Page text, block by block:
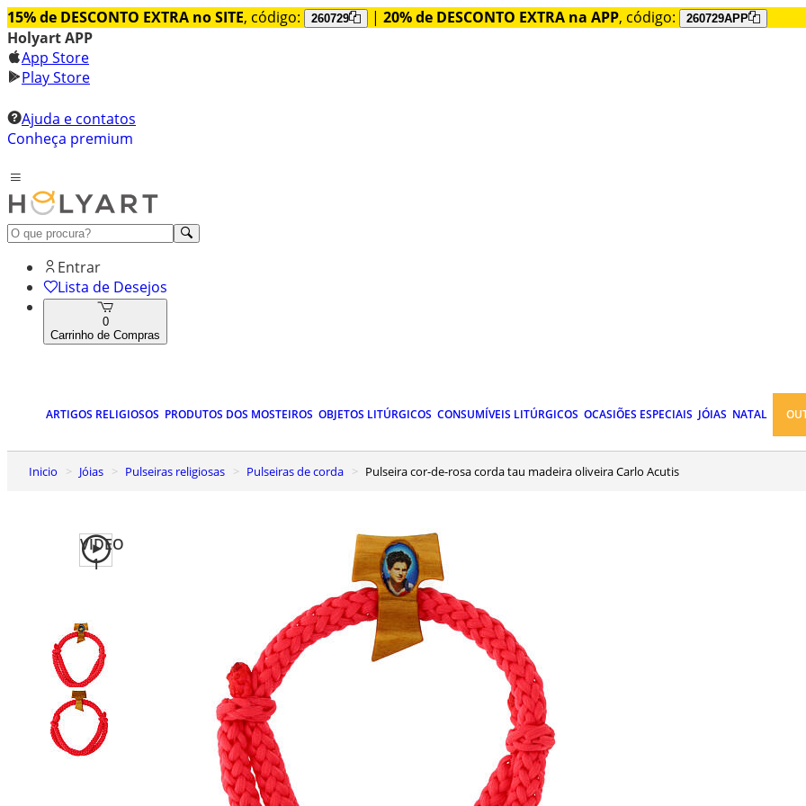
15% de DESCONTO EXTRA no SITE, código: 260729 | 20% de DESCONTO EXTRA na APP, código: 260729APP
Holyart APP
App Store
Play Store
Ajuda e contatos
Conheça premium
Entrar
Lista de Desejos
0
Carrinho de Compras
ARTIGOS RELIGIOSOS PRODUTOS DOS MOSTEIROS OBJETOS LITÚRGICOS CONSUMÍVEIS LITÚRGICOS OCASIÕES ESPECIAIS JÓIAS NATAL
Inicio Jóias Pulseiras religiosas Pulseiras de corda Pulseira cor-de-rosa corda tau madeira oliveira Carlo Acutis
VIDEO
1